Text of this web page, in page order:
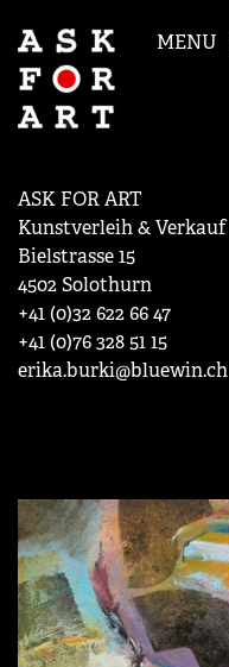
MENU
ASK FOR ART
Kunstverleih & Verkauf
Bielstrasse 15
4502 Solothurn
+41 (0)32 622 66 47
+41 (0)76 328 51 15
erika.burki@bluewin.ch